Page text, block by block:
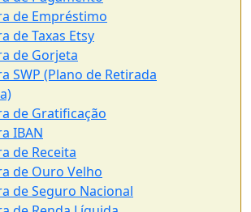
de Empréstimo
de Taxas Etsy
de Gorjeta
SWP (Plano de Retirada
de Gratificação
IBAN
de Receita
de Ouro Velho
de Seguro Nacional